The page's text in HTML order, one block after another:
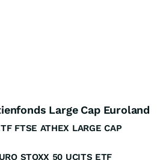
Large Cap Euroland
FTSE ATHEX LARGE CAP
STOXX 50 UCITS ETF